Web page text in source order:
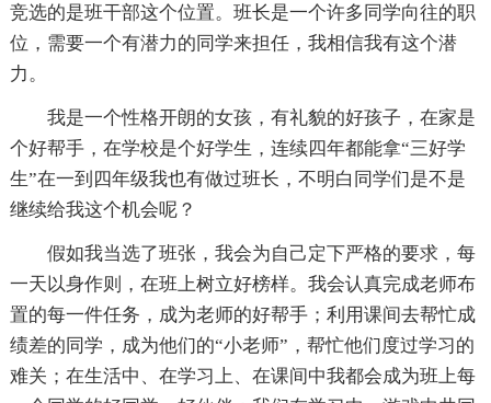
竞选的是班干部这个位置。班长是一个许多同学向往的职
位，需要一个有潜力的同学来担任，我相信我有这个潜
力。
我是一个性格开朗的女孩，有礼貌的好孩子，在家是
个好帮手，在学校是个好学生，连续四年都能拿“三好学
生”在一到四年级我也有做过班长，不明白同学们是不是
继续给我这个机会呢？
假如我当选了班张，我会为自己定下严格的要求，每
一天以身作则，在班上树立好榜样。我会认真完成老师布
置的每一件任务，成为老师的好帮手；利用课间去帮忙成
绩差的同学，成为他们的“小老师”，帮忙他们度过学习的
难关；在生活中、在学习上、在课间中我都会成为班上每